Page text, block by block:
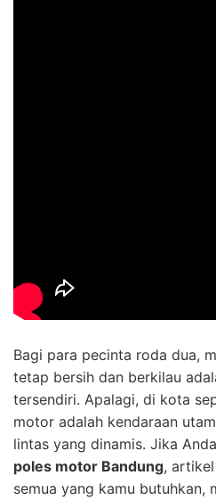
Bagi para pecinta roda dua,
tetap bersih dan berkilau
tersendiri. Apalagi, di kota
motor adalah kendaraan
lintas yang dinamis. Jika
poles motor Bandung,
semua yang kamu butuhkan,